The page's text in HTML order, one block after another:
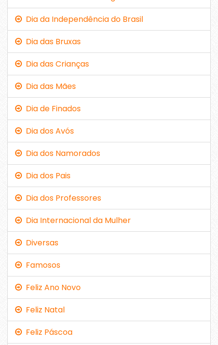
Dia da Independência do Brasil
Dia das Bruxas
Dia das Crianças
Dia das Mães
Dia de Finados
Dia dos Avós
Dia dos Namorados
Dia dos Pais
Dia dos Professores
Dia Internacional da Mulher
Diversas
Famosos
Feliz Ano Novo
Feliz Natal
Feliz Páscoa